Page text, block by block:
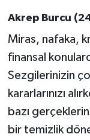
Akrep Burcu
Miras, nafaka,
finansal
Sezgilerinizin
kararlarınızı
bazı
bir temizlik